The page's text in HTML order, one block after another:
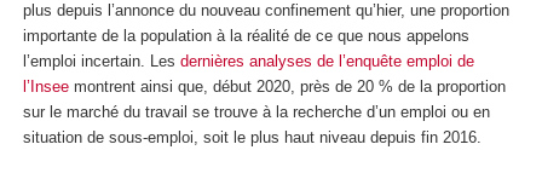
plus depuis l’annonce du nouveau confinement qu’hier, une proportion
importante de la population à la réalité de ce que nous appelons
l’emploi incertain. Les dernières analyses de l’enquête emploi de
l’Insee montrent ainsi que, début 2020, près de 20 % de la proportion
sur le marché du travail se trouve à la recherche d’un emploi ou en
situation de sous-emploi, soit le plus haut niveau depuis fin 2016.